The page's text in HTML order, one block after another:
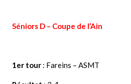
Séniors D – Coupe de l’Ain
1er tour : Fareins – ASMT